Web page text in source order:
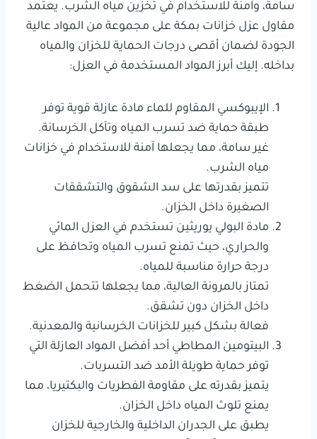
سامة، وآمنة للاستخدام في تخزين مياه الشرب. يعتمد
مقاول عزل خزانات بمكة على مجموعة من المواد عالية
الجودة لضمان أقصى درجات الحماية للخزان والمياه
بداخله. إليك أبرز المواد المستخدمة في العزل:
الإيبوكسي المقاوم للماء مادة عازلة قوية توفر
طبقة حماية ضد تسرب المياه وتآكل الخرسانة.
غير سامة، مما يجعلها آمنة للاستخدام في خزانات
مياه الشرب.
تتميز بقدرتها على سد الشقوق والتشققات
الصغيرة داخل الخزان.
مادة البولي يوريثين تستخدم في العزل المائي
والحراري، حيث تمنع تسرب المياه وتحافظ على
درجة حرارة مناسبة للمياه.
تمتاز بالمرونة العالية، مما يجعلها تتحمل الضغط
داخل الخزان دون تشقق.
فعالة بشكل كبير للخزانات الخرسانية والمعدنية.
البيتومين المطاطي أحد أفضل المواد العازلة التي
توفر حماية طويلة الأمد ضد التسربات.
يتميز بقدرته على مقاومة الفطريات والبكتيريا، مما
يمنع تلوث المياه داخل الخزان.
يطبق على الجدران الداخلية والخارجية للخزان